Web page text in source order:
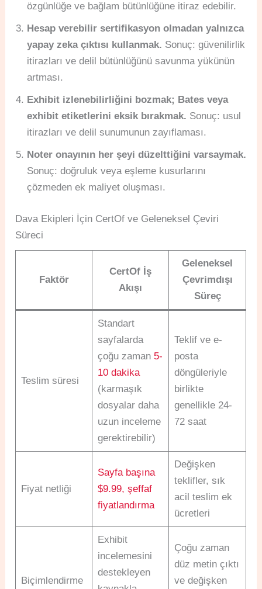
özgünlüğe ve bağlam bütünlüğüne itiraz edebilir.
Hesap verebilir sertifikasyon olmadan yalnızca
yapay zeka çıktısı kullanmak. Sonuç: güvenilirlik
itirazları ve delil bütünlüğünü savunma yükünün
artması.
Exhibit izlenebilirliğini bozmak; Bates veya
exhibit etiketlerini eksik bırakmak. Sonuç: usul
itirazları ve delil sunumunun zayıflaması.
Noter onayının her şeyi düzelttiğini varsaymak.
Sonuç: doğruluk veya eşleme kusurlarını
çözmeden ek maliyet oluşması.
Dava Ekipleri İçin CertOf ve Geleneksel Çeviri
Süreci
Faktör
CertOf İş
Akışı
Geleneksel
Çevrimdışı
Süreç
Teslim süresi
Standart
sayfalarda
çoğu zaman 5-
10 dakika
(karmaşık
dosyalar daha
uzun inceleme
gerektirebilir)
Teklif ve e-
posta
döngüleriyle
birlikte
genellikle 24-
72 saat
Fiyat netliği
Sayfa başına
$9.99, şeffaf
fiyatlandırma
Değişken
teklifler, sık
acil teslim ek
ücretleri
Biçimlendirme
Exhibit
incelemesini
destekleyen
Çoğu zaman
düz metin çıktı
ve değişken